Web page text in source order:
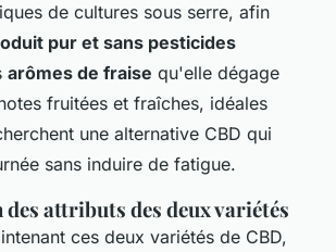
de cultures sous serre, afin
pur et sans pesticides
arômes de fraise qu'elle dégage
fruitées et fraîches, idéales
une alternative CBD qui
sans induire de fatigue.
attributs des deux variétés
ces deux variétés de CBD,